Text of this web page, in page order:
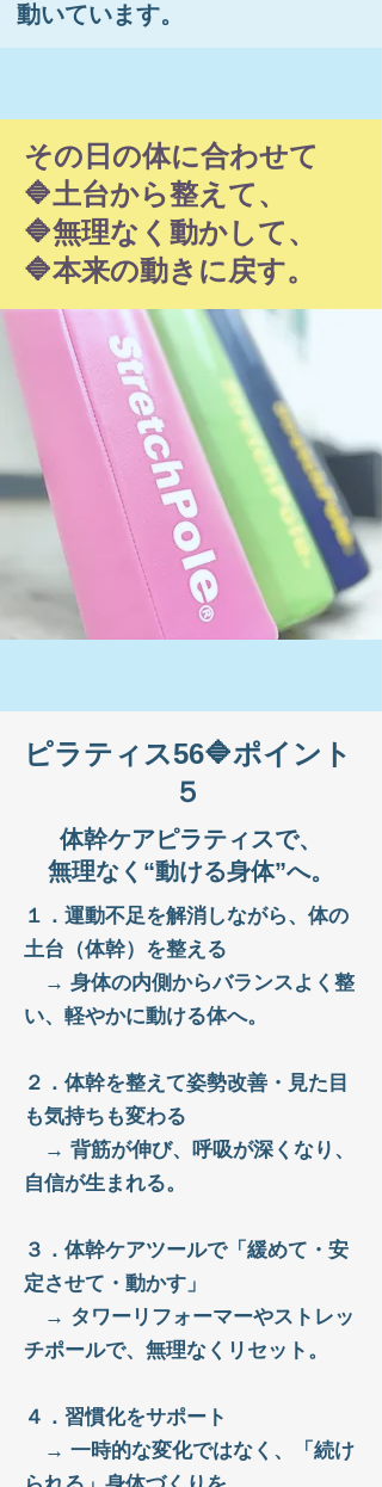
動いています。
その日の体に合わせて
🔷土台から整えて、
🔷無理なく動かして、
🔷本来の動きに戻す。
ピラティス56🔷ポイント
５
体幹ケアピラティスで、
無理なく“動ける身体”へ。
１．運動不足を解消しながら、体の
土台（体幹）を整える
→ 身体の内側からバランスよく整
い、軽やかに動ける体へ。
２．体幹を整えて姿勢改善・見た目
も気持ちも変わる
→ 背筋が伸び、呼吸が深くなり、
自信が生まれる。
３．体幹ケアツールで「緩めて・安
定させて・動かす」
→ タワーリフォーマーやストレッ
チポールで、無理なくリセット。
４．習慣化をサポート
→ 一時的な変化ではなく、「続け